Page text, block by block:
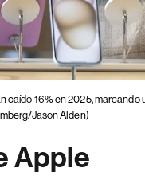
caído 16% en 2025,
Jason Alden)
Apple